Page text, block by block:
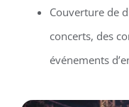
Couverture de
concerts, des
événements